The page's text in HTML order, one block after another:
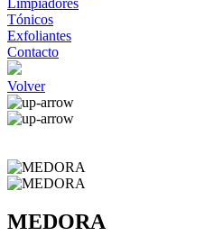
Limpiadores
Tónicos
Exfoliantes
Contacto
Volver
MEDORA